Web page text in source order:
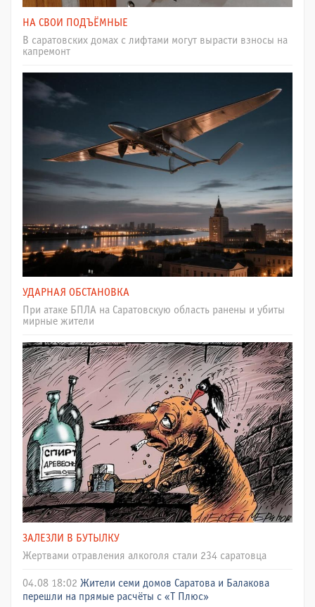
НА СВОИ ПОДЪЁМНЫЕ
В саратовских домах с лифтами могут вырасти взносы на
капремонт
УДАРНАЯ ОБСТАНОВКА
При атаке БПЛА на Саратовскую область ранены и убиты
мирные жители
ЗАЛЕЗЛИ В БУТЫЛКУ
Жертвами отравления алкоголя стали 234 саратовца
04.08 18:02 Жители семи домов Саратова и Балакова
перешли на прямые расчёты с «Т Плюс»